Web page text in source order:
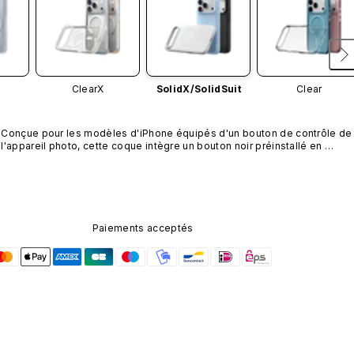
ClearX SolidX/SolidSuit Clear
Conçue pour les modèles d'iPhone équipés d'un bouton de contrôle de
l'appareil photo, cette coque intègre un bouton noir préinstallé en
Paiements acceptés